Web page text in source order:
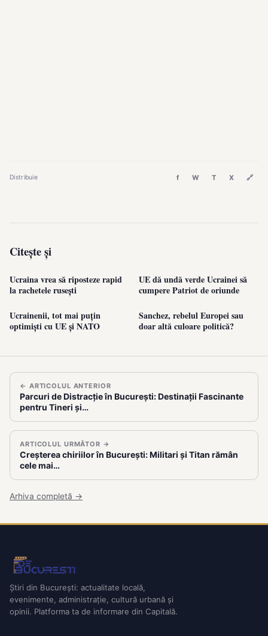
Distribuie f W T X 🔗
Citește și
Ucraina vrea să riposteze rapid
la rachetele rusești
UE dă undă verde Ucrainei să
cumpere Patriot de oriunde
Ucrainenii, tot mai puțin
optimiști cu UE și NATO
Sanchez, rebelul Europei sau
doar altă culoare politică?
← ARTICOLUL ANTERIOR
Parcuri de Distracție în București: Destinații Fascinante
pentru Tineri și…
ARTICOLUL URMĂTOR →
Creșterea chiriilor în București: Militari și Titan rămân
cele mai…
Arhiva completă →
Știri din București: actualitate locală,
evenimente, administrație, cultură urbană și
opinii. Platforma ta de informare din Capitală.